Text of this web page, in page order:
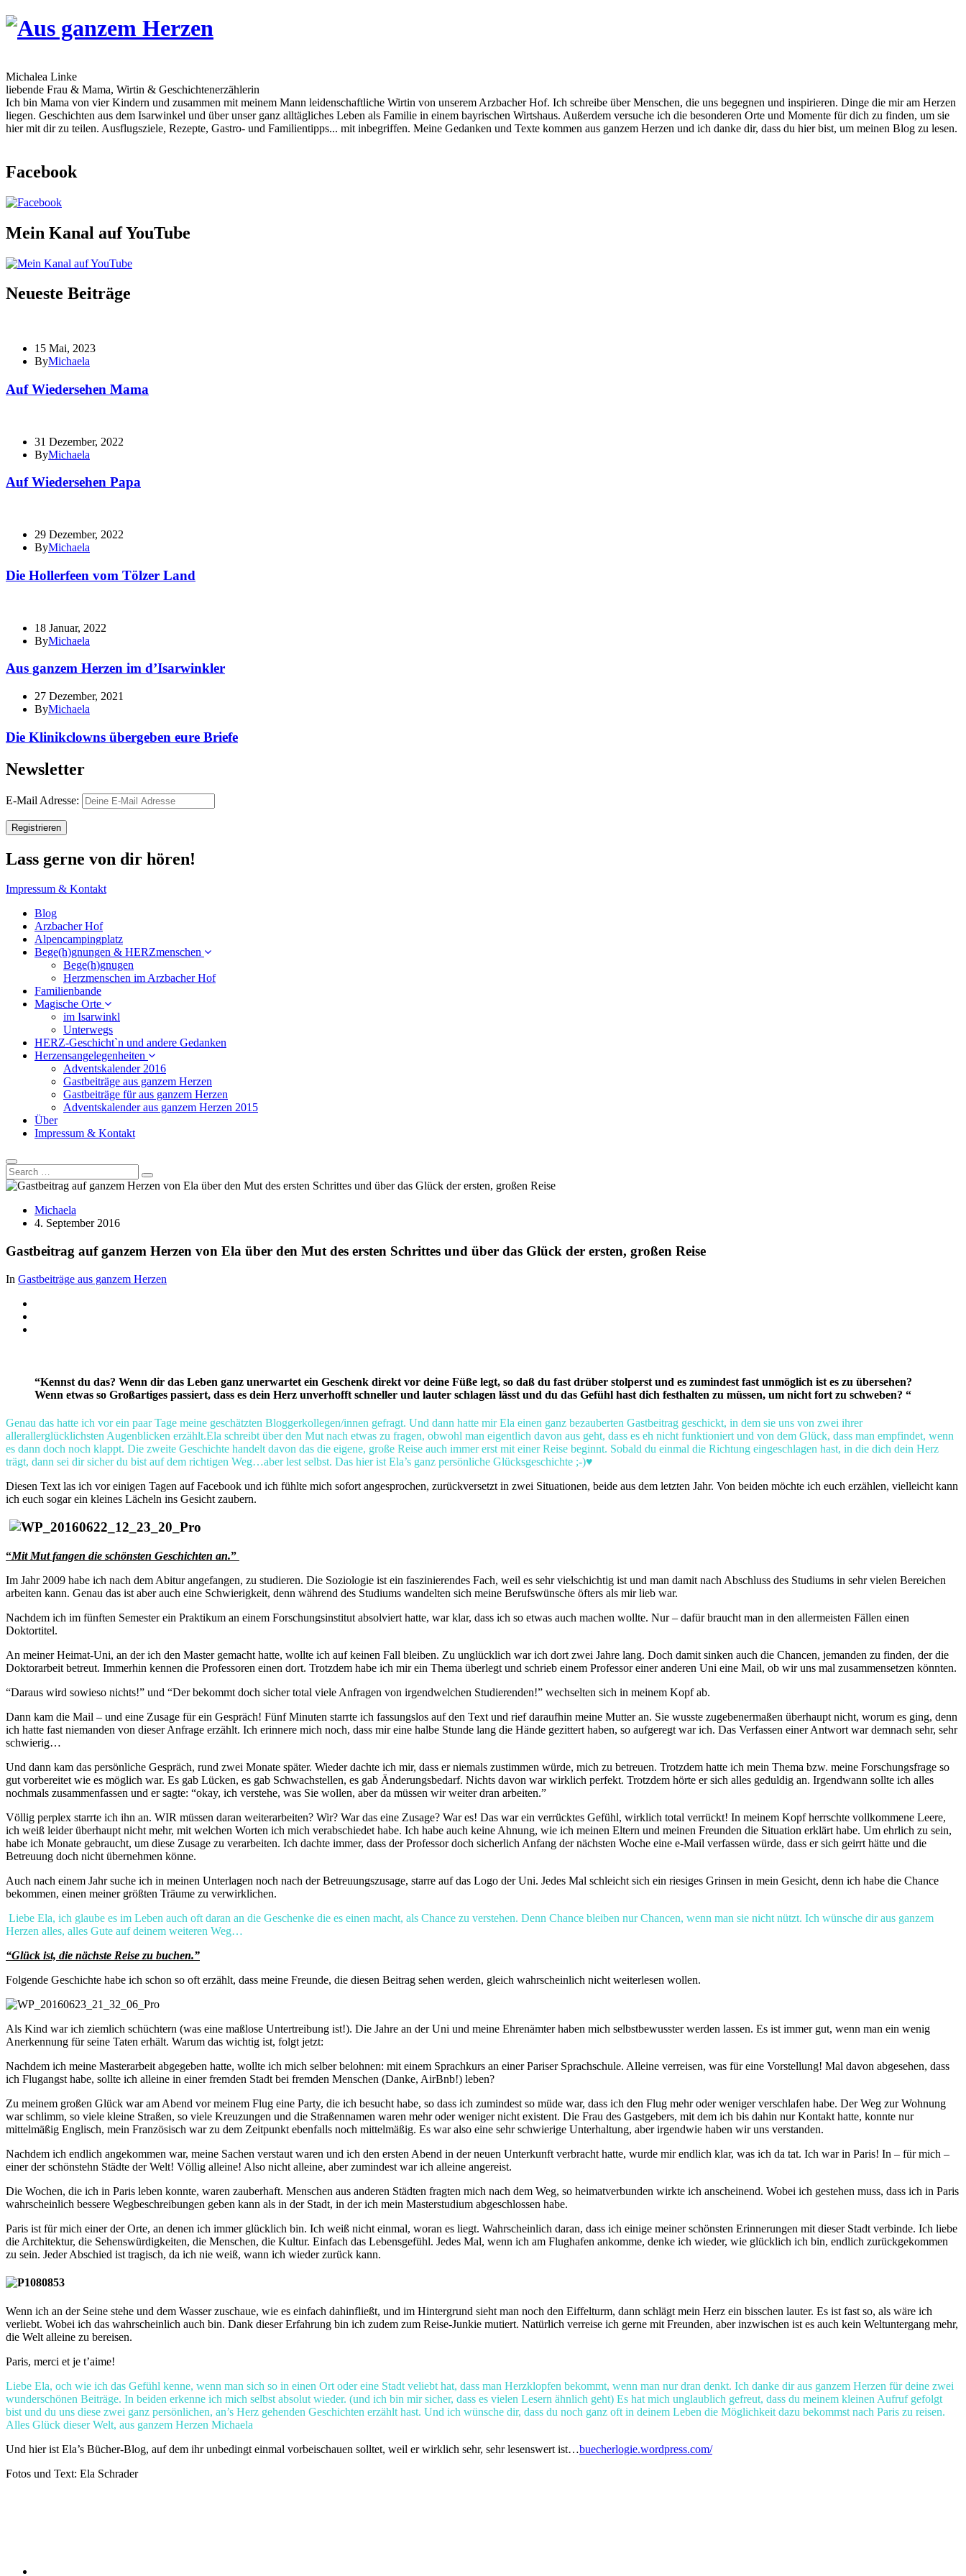
Skip
Michalea Linke
liebende Frau & Mama, Wirtin & Geschichtenerzählerin
Ich bin Mama von vier Kindern und zusammen mit meinem Mann leidenschaftliche Wirtin von unserem Arzbacher Hof. Ich schreibe über Menschen, die uns begegnen und inspirieren. Dinge die mir am Herzen
liegen. Geschichten aus dem Isarwinkel und über unser ganz alltägliches Leben als Familie in einem bayrischen Wirtshaus. Außerdem versuche ich die besonderen Orte und Momente für dich zu finden, um sie
hier mit dir zu teilen. Ausflugsziele, Rezepte, Gastro- und Familientipps... mit inbegriffen. Meine Gedanken und Texte kommen aus ganzem Herzen und ich danke dir, dass du hier bist, um meinen Blog zu lesen.
Facebook
Mein Kanal auf YouTube
Neueste Beiträge
15 Mai, 2023
ByMichaela
Auf Wiedersehen Mama
31 Dezember, 2022
ByMichaela
Auf Wiedersehen Papa
29 Dezember, 2022
ByMichaela
Die Hollerfeen vom Tölzer Land
18 Januar, 2022
ByMichaela
Aus ganzem Herzen im d’Isarwinkler
27 Dezember, 2021
ByMichaela
Die Klinikclowns übergeben eure Briefe
Newsletter
E-Mail Adresse:
Lass gerne von dir hören!
Impressum & Kontakt
Blog
Arzbacher Hof
Alpencampingplatz
Bege(h)gnungen & HERZmenschen
Bege(h)gnugen
Herzmenschen im Arzbacher Hof
Familienbande
Magische Orte
im Isarwinkl
Unterwegs
HERZ-Geschicht`n und andere Gedanken
Herzensangelegenheiten
Adventskalender 2016
Gastbeiträge aus ganzem Herzen
Gastbeiträge für aus ganzem Herzen
Adventskalender aus ganzem Herzen 2015
Über
Impressum & Kontakt
Michaela
4. September 2016
Gastbeitrag auf ganzem Herzen von Ela über den Mut des ersten Schrittes und über das Glück der ersten, großen Reise
In Gastbeiträge aus ganzem Herzen
“Kennst du das? Wenn dir das Leben ganz unerwartet ein Geschenk direkt vor deine Füße legt, so daß du fast drüber stolperst und es zumindest fast unmöglich ist es zu übersehen?
Wenn etwas so Großartiges passiert, dass es dein Herz unverhofft schneller und lauter schlagen lässt und du das Gefühl hast dich festhalten zu müssen, um nicht fort zu schweben? “
Genau das hatte ich vor ein paar Tage meine geschätzten Bloggerkollegen/innen gefragt. Und dann hatte mir Ela einen ganz bezauberten Gastbeitrag geschickt, in dem sie uns von zwei ihrer
allerallerglücklichsten Augenblicken erzählt.Ela schreibt über den Mut nach etwas zu fragen, obwohl man eigentlich davon aus geht, dass es eh nicht funktioniert und von dem Glück, dass man empfindet, wenn
es dann doch noch klappt. Die zweite Geschichte handelt davon das die eigene, große Reise auch immer erst mit einer Reise beginnt. Sobald du einmal die Richtung eingeschlagen hast, in die dich dein Herz
trägt, dann sei dir sicher du bist auf dem richtigen Weg…aber lest selbst. Das hier ist Ela’s ganz persönliche Glücksgeschichte ;-)♥
Diesen Text las ich vor einigen Tagen auf Facebook und ich fühlte mich sofort angesprochen, zurückversetzt in zwei Situationen, beide aus dem letzten Jahr. Von beiden möchte ich euch erzählen, vielleicht kann
ich euch sogar ein kleines Lächeln ins Gesicht zaubern.
“Mit Mut fangen die schönsten Geschichten an.”
Im Jahr 2009 habe ich nach dem Abitur angefangen, zu studieren. Die Soziologie ist ein faszinierendes Fach, weil es sehr vielschichtig ist und man damit nach Abschluss des Studiums in sehr vielen Bereichen
arbeiten kann. Genau das ist aber auch eine Schwierigkeit, denn während des Studiums wandelten sich meine Berufswünsche öfters als mir lieb war.
Nachdem ich im fünften Semester ein Praktikum an einem Forschungsinstitut absolviert hatte, war klar, dass ich so etwas auch machen wollte. Nur – dafür braucht man in den allermeisten Fällen einen
Doktortitel.
An meiner Heimat-Uni, an der ich den Master gemacht hatte, wollte ich auf keinen Fall bleiben. Zu unglücklich war ich dort zwei Jahre lang. Doch damit sinken auch die Chancen, jemanden zu finden, der die
Doktorarbeit betreut. Immerhin kennen die Professoren einen dort. Trotzdem habe ich mir ein Thema überlegt und schrieb einem Professor einer anderen Uni eine Mail, ob wir uns mal zusammensetzen könnten.
“Daraus wird sowieso nichts!” und “Der bekommt doch sicher total viele Anfragen von irgendwelchen Studierenden!” wechselten sich in meinem Kopf ab.
Dann kam die Mail – und eine Zusage für ein Gespräch! Fünf Minuten starrte ich fassungslos auf den Text und rief daraufhin meine Mutter an. Sie wusste zugebenermaßen überhaupt nicht, worum es ging, denn
ich hatte fast niemanden von dieser Anfrage erzählt. Ich erinnere mich noch, dass mir eine halbe Stunde lang die Hände gezittert haben, so aufgeregt war ich. Das Verfassen einer Antwort war demnach sehr, sehr
schwierig…
Und dann kam das persönliche Gespräch, rund zwei Monate später. Wieder dachte ich mir, dass er niemals zustimmen würde, mich zu betreuen. Trotzdem hatte ich mein Thema bzw. meine Forschungsfrage so
gut vorbereitet wie es möglich war. Es gab Lücken, es gab Schwachstellen, es gab Änderungsbedarf. Nichts davon war wirklich perfekt. Trotzdem hörte er sich alles geduldig an. Irgendwann sollte ich alles
nochmals zusammenfassen und er sagte: “okay, ich verstehe, was Sie wollen, aber da müssen wir weiter dran arbeiten.”
Völlig perplex starrte ich ihn an. WIR müssen daran weiterarbeiten? Wir? War das eine Zusage? War es! Das war ein verrücktes Gefühl, wirklich total verrückt! In meinem Kopf herrschte vollkommene Leere,
ich weiß leider überhaupt nicht mehr, mit welchen Worten ich mich verabschiedet habe. Ich habe auch keine Ahnung, wie ich meinen Eltern und meinen Freunden die Situation erklärt habe. Um ehrlich zu sein,
habe ich Monate gebraucht, um diese Zusage zu verarbeiten. Ich dachte immer, dass der Professor doch sicherlich Anfang der nächsten Woche eine e-Mail verfassen würde, dass er sich geirrt hätte und die
Betreuung doch nicht übernehmen könne.
Auch nach einem Jahr suche ich in meinen Unterlagen noch nach der Betreuungszusage, starre auf das Logo der Uni. Jedes Mal schleicht sich ein riesiges Grinsen in mein Gesicht, denn ich habe die Chance
bekommen, einen meiner größten Träume zu verwirklichen.
Liebe Ela, ich glaube es im Leben auch oft daran an die Geschenke die es einen macht, als Chance zu verstehen. Denn Chance bleiben nur Chancen, wenn man sie nicht nützt. Ich wünsche dir aus ganzem
Herzen alles, alles Gute auf deinem weiteren Weg…
“Glück ist, die nächste Reise zu buchen.”
Folgende Geschichte habe ich schon so oft erzählt, dass meine Freunde, die diesen Beitrag sehen werden, gleich wahrscheinlich nicht weiterlesen wollen.
Als Kind war ich ziemlich schüchtern (was eine maßlose Untertreibung ist!). Die Jahre an der Uni und meine Ehrenämter haben mich selbstbewusster werden lassen. Es ist immer gut, wenn man ein wenig
Anerkennung für seine Taten erhält. Warum das wichtig ist, folgt jetzt:
Nachdem ich meine Masterarbeit abgegeben hatte, wollte ich mich selber belohnen: mit einem Sprachkurs an einer Pariser Sprachschule. Alleine verreisen, was für eine Vorstellung! Mal davon abgesehen, dass
ich Flugangst habe, sollte ich alleine in einer fremden Stadt bei fremden Menschen (Danke, AirBnb!) leben?
Zu meinem großen Glück war am Abend vor meinem Flug eine Party, die ich besucht habe, so dass ich zumindest so müde war, dass ich den Flug mehr oder weniger verschlafen habe. Der Weg zur Wohnung
war schlimm, so viele kleine Straßen, so viele Kreuzungen und die Straßennamen waren mehr oder weniger nicht existent. Die Frau des Gastgebers, mit dem ich bis dahin nur Kontakt hatte, konnte nur
mittelmäßig Englisch, mein Französisch war zu dem Zeitpunkt ebenfalls noch mittelmäßig. Es war also eine sehr schwierige Unterhaltung, aber irgendwie haben wir uns verstanden.
Nachdem ich endlich angekommen war, meine Sachen verstaut waren und ich den ersten Abend in der neuen Unterkunft verbracht hatte, wurde mir endlich klar, was ich da tat. Ich war in Paris! In – für mich –
einer der schönstehn Städte der Welt! Völlig alleine! Also nicht alleine, aber zumindest war ich alleine angereist.
Die Wochen, die ich in Paris leben konnte, waren zauberhaft. Menschen aus anderen Städten fragten mich nach dem Weg, so heimatverbunden wirkte ich anscheinend. Wobei ich gestehen muss, dass ich in Paris
wahrscheinlich bessere Wegbeschreibungen geben kann als in der Stadt, in der ich mein Masterstudium abgeschlossen habe.
Paris ist für mich einer der Orte, an denen ich immer glücklich bin. Ich weiß nicht einmal, woran es liegt. Wahrscheinlich daran, dass ich einige meiner schönsten Erinnerungen mit dieser Stadt verbinde. Ich liebe
die Architektur, die Sehenswürdigkeiten, die Menschen, die Kultur. Einfach das Lebensgefühl. Jedes Mal, wenn ich am Flughafen ankomme, denke ich wieder, wie glücklich ich bin, endlich zurückgekommen
zu sein. Jeder Abschied ist tragisch, da ich nie weiß, wann ich wieder zurück kann.
Wenn ich an der Seine stehe und dem Wasser zuschaue, wie es einfach dahinfließt, und im Hintergrund sieht man noch den Eiffelturm, dann schlägt mein Herz ein bisschen lauter. Es ist fast so, als wäre ich
verliebt. Wobei ich das wahrscheinlich auch bin. Dank dieser Erfahrung bin ich zudem zum Reise-Junkie mutiert. Natürlich verreise ich gerne mit Freunden, aber inzwischen ist es auch kein Weltuntergang mehr,
die Welt alleine zu bereisen.
Paris, merci et je t’aime!
Liebe Ela, och wie ich das Gefühl kenne, wenn man sich so in einen Ort oder eine Stadt veliebt hat, dass man Herzklopfen bekommt, wenn man nur dran denkt. Ich danke dir aus ganzem Herzen für deine zwei
wunderschönen Beiträge. In beiden erkenne ich mich selbst absolut wieder. (und ich bin mir sicher, dass es vielen Lesern ähnlich geht) Es hat mich unglaublich gefreut, dass du meinem kleinen Aufruf gefolgt
bist und du uns diese zwei ganz persönlichen, an’s Herz gehenden Geschichten erzählt hast. Und ich wünsche dir, dass du noch ganz oft in deinem Leben die Möglichkeit dazu bekommst nach Paris zu reisen.
Alles Glück dieser Welt, aus ganzem Herzen Michaela
Und hier ist Ela’s Bücher-Blog, auf dem ihr unbedingt einmal vorbeischauen solltet, weil er wirklich sehr, sehr lesenswert ist…buecherlogie.wordpress.com/
Fotos und Text: Ela Schrader